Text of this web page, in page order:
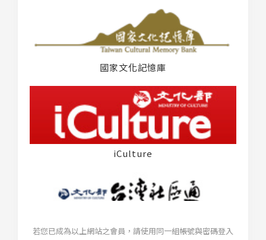
國家文化記憶庫
iCulture
若您已成為以上網站之會員，請使用同一組帳號與密碼登入